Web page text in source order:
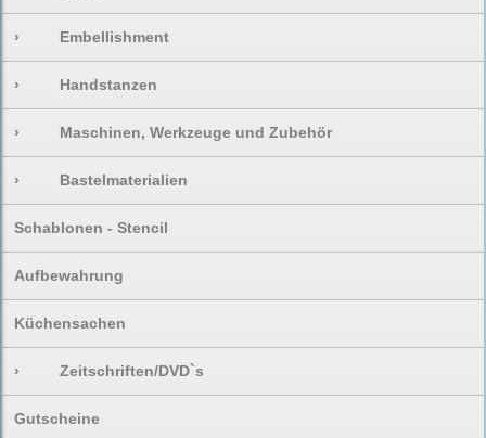
› Embellishment
› Handstanzen
› Maschinen, Werkzeuge und Zubehör
› Bastelmaterialien
Schablonen - Stencil
Aufbewahrung
Küchensachen
› Zeitschriften/DVD`s
Gutscheine